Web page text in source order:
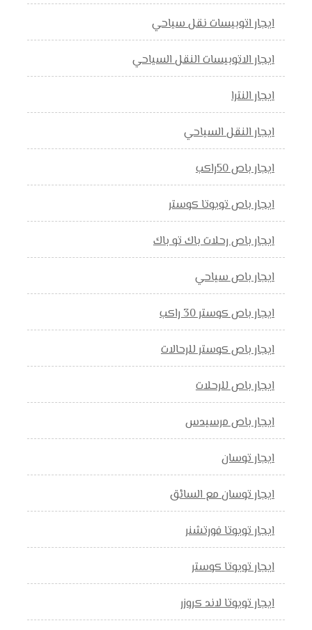
ايجار اتوبيسات نقل سياحي
ايجار الاتوبيسات النقل السياحي
ايجار النترا
ايجار النقل السياحي
ايجار باص 50راكب
ايجار باص تويوتا كوستر
ايجار باص رحلات باك تو باك
ايجار باص سياحي
ايجار باص كوستر 30 راكب
ايجار باص كوستر للرحالات
ايجار باص للرحلات
ايجار باص مرسيدس
ايجار توسان
ايجار توسان مع السائق
ايجار تويوتا فورتشنر
ايجار تويوتا كوستر
ايجار تويوتا لاند كروزر